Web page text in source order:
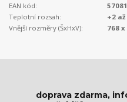
EAN kód:
Teplotní rozsah:
+2 až
Vnější rozměry (ŠxHxV):
768
doprava zdarma,